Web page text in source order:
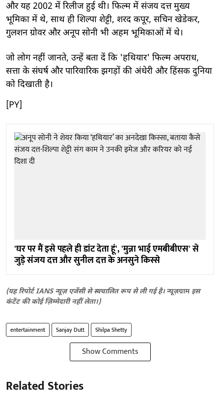
और यह 2002 में रिलीज हुई थी। फिल्म में संजय दत्त मुख्य
भूमिका में थे, साथ ही शिल्पा शेट्टी, शरद कपूर, सचिन खेडेकर,
गुलशन ग्रोवर और अनूप सोनी भी अहम भूमिकाओं में थे।
जो लोग नहीं जानते, उन्हें बता दें कि 'हथियार' फिल्म अपराध,
सत्ता के संघर्ष और पारिवारिक झगड़ों की अंधेरी और हिंसक दुनिया
को दिखाती है।
[PY]
'घर पर मैं इसे पहले ही डांट देता हूं', 'मुन्ना भाई एमबीबीएस' से
जुड़े संजय दत्त और सुनील दत्त के अनसुने किस्से
(यह रिपोर्ट IANS न्यूज़ एजेंसी से स्वचालित रूप से ली गई है।न्यूज़ग्राम इस
कंटेंट की कोई ज़िम्मेदारी नहीं लेता।)
entertainment Sanjay Dutt Shilpa Shetty
Show Comments
Related Stories